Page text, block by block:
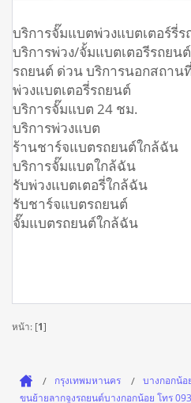
บริการจั๊มแบตพ่วงแบตเตอร์รี่
บริการพ่วง/จั้มแบตเตอรีรถยน
รถยนต์ ด่วน บริการนอกสถาน
พ่วงแบตเตอรี่รถยนต์
บริการจั๊มแบต 24 ชม.
บริการพ่วงแบต
ร้านชาร์จแบตรถยนต์ใกล้ฉัน
บริการจั๊มแบตใกล้ฉัน
รับพ่วงแบตเตอรี่ใกล้ฉัน
รับชาร์จแบตรถยนต์
จั๊มแบตรถยนต์ใกล้ฉัน
หน้า: [1]
กรุงเทพมหานคร
บางกอกน้อ
ขนย้ายลากจูงรถยนต์บางกอกน้อย โทร